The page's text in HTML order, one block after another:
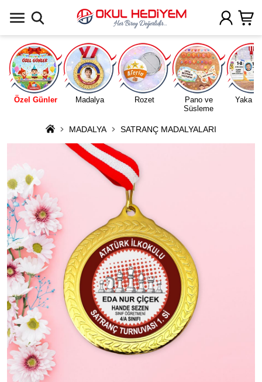
Özel Günler Madalya Rozet
Pano ve
Süsleme
Yaka
MADALYA SATRANÇ MADALYALARI
Uygulamada Aç